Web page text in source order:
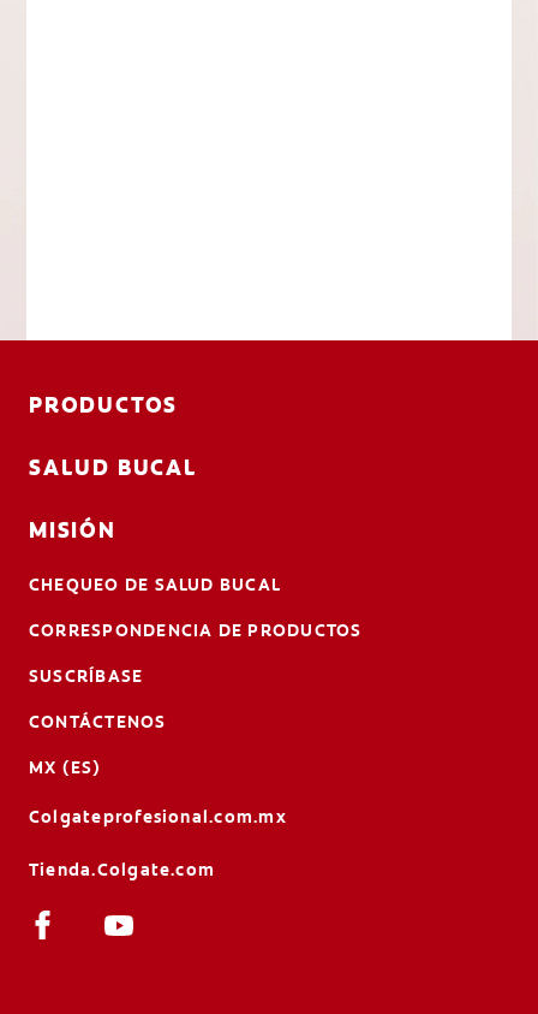
PRODUCTOS
SALUD BUCAL
MISIÓN
CHEQUEO DE SALUD BUCAL
CORRESPONDENCIA DE PRODUCTOS
SUSCRÍBASE
CONTÁCTENOS
MX (ES)
Colgateprofesional.com.mx
Tienda.Colgate.com